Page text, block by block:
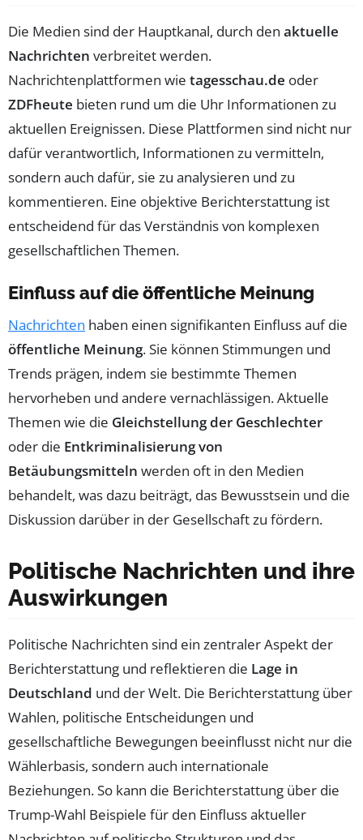
Die Medien sind der Hauptkanal, durch den aktuelle
Nachrichten verbreitet werden.
Nachrichtenplattformen wie tagesschau.de oder
ZDFheute bieten rund um die Uhr Informationen zu
aktuellen Ereignissen. Diese Plattformen sind nicht nur
dafür verantwortlich, Informationen zu vermitteln,
sondern auch dafür, sie zu analysieren und zu
kommentieren. Eine objektive Berichterstattung ist
entscheidend für das Verständnis von komplexen
gesellschaftlichen Themen.
Einfluss auf die öffentliche Meinung
Nachrichten haben einen signifikanten Einfluss auf die
öffentliche Meinung. Sie können Stimmungen und
Trends prägen, indem sie bestimmte Themen
hervorheben und andere vernachlässigen. Aktuelle
Themen wie die Gleichstellung der Geschlechter
oder die Entkriminalisierung von
Betäubungsmitteln werden oft in den Medien
behandelt, was dazu beiträgt, das Bewusstsein und die
Diskussion darüber in der Gesellschaft zu fördern.
Politische Nachrichten und ihre
Auswirkungen
Politische Nachrichten sind ein zentraler Aspekt der
Berichterstattung und reflektieren die Lage in
Deutschland und der Welt. Die Berichterstattung über
Wahlen, politische Entscheidungen und
gesellschaftliche Bewegungen beeinflusst nicht nur die
Wählerbasis, sondern auch internationale
Beziehungen. So kann die Berichterstattung über die
Trump-Wahl Beispiele für den Einfluss aktueller